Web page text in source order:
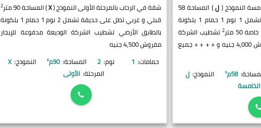
النموذج ( ل
) المساحة 58
غربي تطل على حديقة تشمل 1 نوم 1 حمام 1 بلكونة
50 متر
2 تشطيب الشركة
الوديعة مدفوعة للإيجار مفروش 4,000 جنيه و + + + + جميع
58م² النموذج: ل
الخامسة
شقة في الرحاب بالمرحلة الأولى النموذج (X) المساحة 90 متر 2
قبلي و غربي تطل على حديقة تشمل 2 نوم 1 حمام 1 بلكونة
بالطابق الأرضي تشطيب الشركة الوديعة مدفوعة للإيجار
مفروش 4,500 جنيه
حمامات: 1 نوم: 2 المساحة: 90م² النموذج: X
المرحلة: الأولى